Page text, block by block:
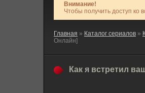
Внимание!
Чтобы получить доступ ко
Главная » Каталог сериалов »
Онлайн]
Как я встретил